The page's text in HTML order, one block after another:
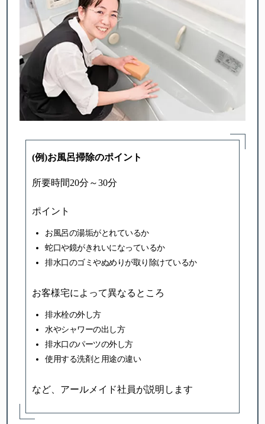
(例)お風呂掃除のポイント
所要時間20分～30分
ポイント
お風呂の湯垢がとれているか
蛇口や鏡がきれいになっているか
排水口のゴミやぬめりが取り除けているか
お客様宅によって異なるところ
排水栓の外し方
水やシャワーの出し方
排水口のパーツの外し方
使用する洗剤と用途の違い
など、アールメイド社員が説明します